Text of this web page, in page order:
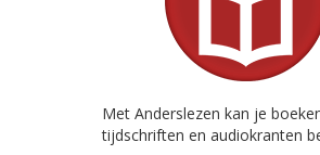
Met Anderslezen kan je
tijdschriften en audiokranten